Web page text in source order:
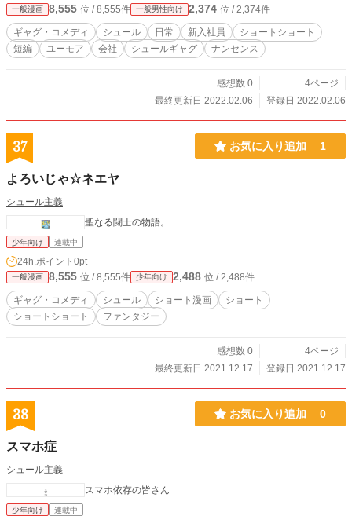
一般漫画 8,555 位 / 8,555件 一般男性向け 2,374 位 / 2,374件
ギャグ・コメディ シュール 日常 新入社員
ショートショート
短編
ユーモア 会社 シュールギャグ ナンセンス
感想数 0
4ページ
最終更新日 2022.02.06
登録日 2022.02.06
37 お気に入り追加 1
よろいじゃ☆ネエヤ
シュール主義
聖なる闘士の物語。
少年向け 連載中
24h.ポイント 0pt
一般漫画 8,555 位 / 8,555件 少年向け 2,488 位 / 2,488件
ギャグ・コメディ シュール ショート漫画
ショート
ショートショート
ファンタジー
感想数 0
4ページ
最終更新日 2021.12.17
登録日 2021.12.17
38 お気に入り追加 0
スマホ症
シュール主義
スマホ依存の皆さん
少年向け 連載中